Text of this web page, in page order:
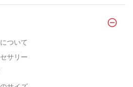
ついて
サリー